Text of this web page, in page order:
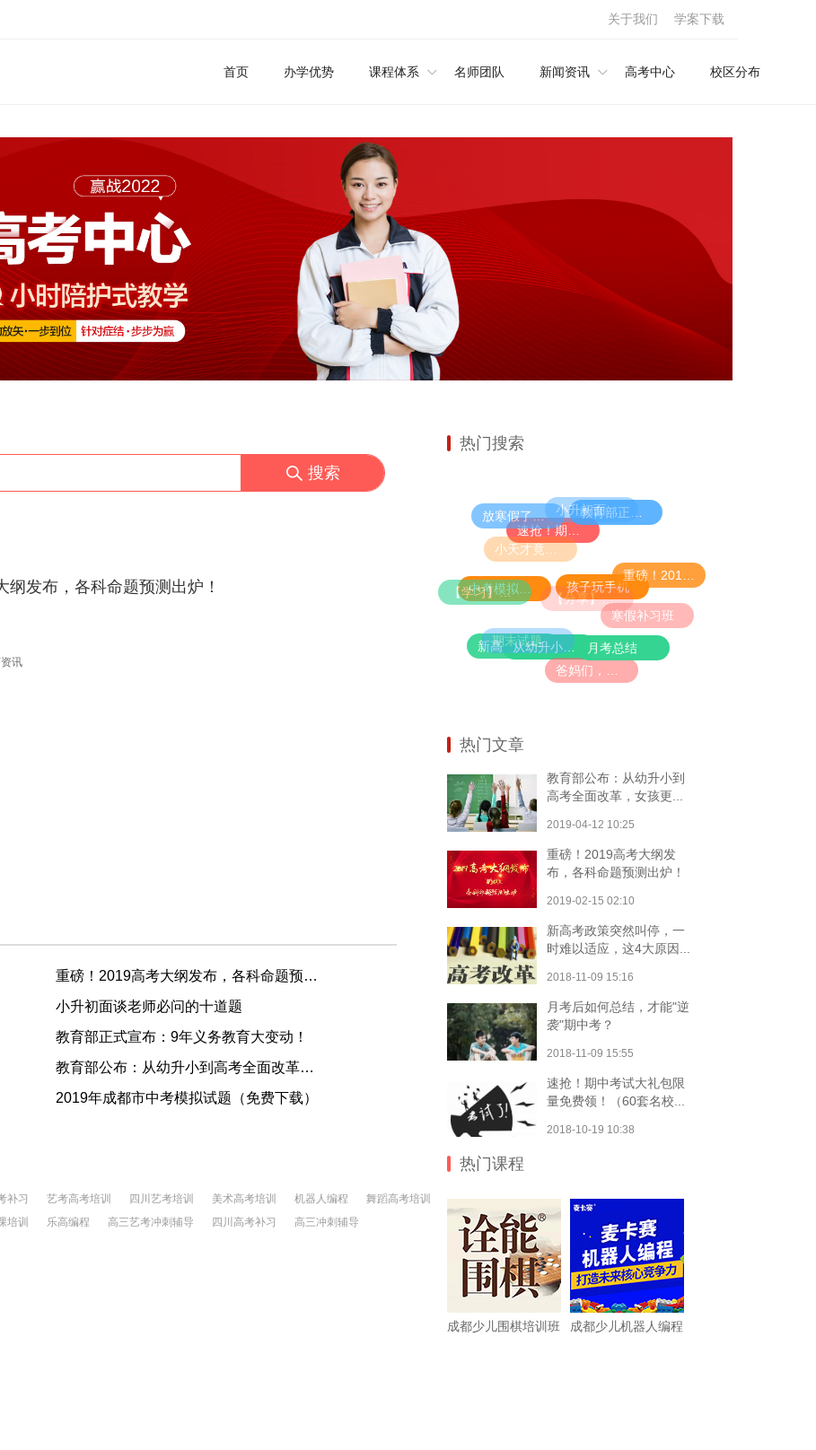
关于我们 学案下载
首页 办学优势 课程体系 名师团队 新闻资讯 高考中心 校区分布
搜索
纲发布，各科命题预测出炉！
讯
热门搜索
中考模拟试题
期末试题
月考总结
小升初面谈老师必问的十道题
【学习】孩子进入小学也能拔尖，只因为在暑假做了这件事！ 【分享】让孩子在新学期进尖子班的唯一方法！家长们再不看就晚了！
小天才竟然是“养成”的？爸妈必看，幼儿学者公布IQ110的炼成秘诀......
放寒假了，请不要带孩子去旅行！值得万千父母反思的好文！
从幼升小到高考全面改革，女孩更有优势了！
爸妈们，再不抓紧就晚啦！语文大幅增加古诗文，必须从小学这些
孩子玩手机
教育部正式宣布：9年义务教育大变动！
新高考政策
寒假补习班
热门文章
教育部公布：从幼升小到
高考全面改革，女孩更...
2019-04-12 10:25
重磅！2019高考大纲发
布，各科命题预测出炉！
2019-02-15 02:10
新高考政策突然叫停，一
时难以适应，这4大原因...
2018-11-09 15:16
月考后如何总结，才能"逆
袭"期中考？
2018-11-09 15:55
速抢！期中考试大礼包限
量免费领！（60套名校...
2018-10-19 10:38
热门课程
成都少儿围棋培训班 成都少儿机器人编程
重磅！2019高考大纲发布，各科命题预测出炉！
小升初面谈老师必问的十道题
教育部正式宣布：9年义务教育大变动！
教育部公布：从幼升小到高考全面改革，女孩更有优势了！
2019年成都市中考模拟试题（免费下载）
补习 艺考高考培训 四川艺考培训 美术高考培训 机器人编程
舞蹈高考培训
培训 乐高编程 高三艺考冲刺辅导 四川高考补习 高三冲刺辅导